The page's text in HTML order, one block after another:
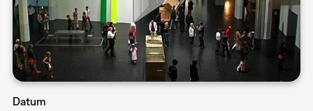
Datum